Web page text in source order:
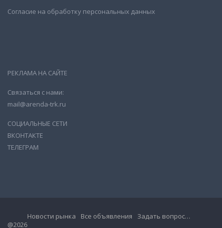
Согласие на обработку персональных данных
РЕКЛАМА НА САЙТЕ
Связаться с нами:
mail@arenda-trk.ru
СОЦИАЛЬНЫЕ СЕТИ
ВКОНТАКТЕ
ТЕЛЕГРАМ
@2026
Новости рынка Все объявления Задать вопрос…